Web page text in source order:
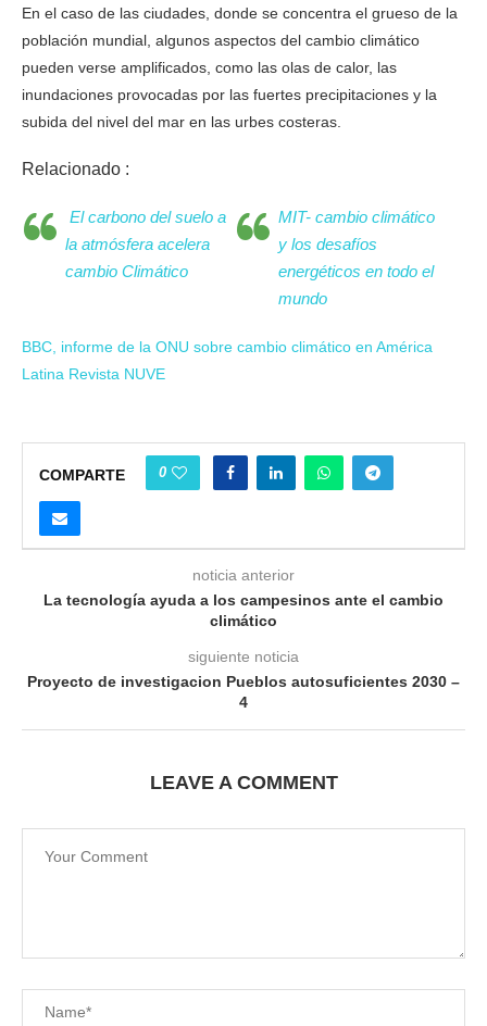
En el caso de las ciudades, donde se concentra el grueso de la
población mundial, algunos aspectos del cambio climático
pueden verse amplificados, como las olas de calor, las
inundaciones provocadas por las fuertes precipitaciones y la
subida del nivel del mar en las urbes costeras.
Relacionado :
El carbono del suelo a
la atmósfera acelera
cambio Climático
MIT- cambio climático
y los desafíos
energéticos en todo el
mundo
BBC, informe de la ONU sobre cambio climático en América
Latina Revista NUVE
COMPARTE 0
noticia anterior
La tecnología ayuda a los campesinos ante el cambio
climático
siguiente noticia
Proyecto de investigacion Pueblos autosuficientes 2030 –
4
LEAVE A COMMENT